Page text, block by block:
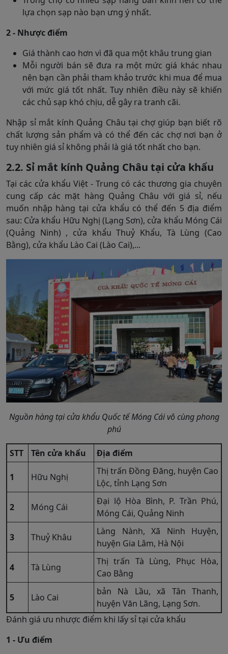
lựa chọn sạp nào bạn ưng ý nhất.
2 - Nhược điểm
Giá thành cao hơn vì đã qua một khâu trung gian
Mỗi người bán sẽ đưa ra một mức giá khác nhau
nên bạn cần phải tham khảo trước khi mua để mua
với mức giá tốt nhất. Tuy nhiên điều này sẽ khiến
các chủ sạp khó chịu, dễ gây ra tranh cãi.
Nhập sỉ mắt kính Quảng Châu tại chợ giúp bạn biết rõ
chất lượng sản phẩm và có thể đến các chợ nơi bạn ở
tuy nhiên giá sỉ không phải là giá tốt nhất cho bạn.
2.2. Sỉ mắt kính Quảng Châu tại cửa khẩu
Tại các cửa khẩu Việt - Trung có các thương gia chuyên
cung cấp các mặt hàng Quảng Châu với giá sỉ, nếu
muốn nhập hàng tại cửa khẩu có thể đến 5 địa điểm
sau: Cửa khẩu Hữu Nghị (Lạng Sơn), cửa khẩu Móng Cái
(Quảng Ninh) , cửa khẩu Thuỷ Khẩu, Tà Lùng (Cao
Bằng), cửa khẩu Lào Cai (Lào Cai),...
Nguồn hàng tại cửa khẩu Quốc tế Móng Cái vô cùng phong
phú
STT Tên cửa khẩu Địa điểm
1 Hữu Nghị
Thị trấn Đồng Đăng, huyện Cao
Lộc, tỉnh Lạng Sơn
2 Móng Cái
Đại lộ Hòa Bình, P. Trần Phú,
Móng Cái, Quảng Ninh
3 Thuỷ Khâu
Làng Nành, Xã Ninh Huyện,
huyện Gia Lâm, Hà Nội
4 Tà Lùng
Thị trấn Tà Lùng, Phục Hòa,
Cao Bằng
5 Lào Cai
bản Nà Lầu, xã Tân Thanh,
huyện Văn Lãng, Lạng Sơn.
Đánh giá ưu nhược điểm khi lấy sỉ tại cửa khẩu
1 - Ưu điểm